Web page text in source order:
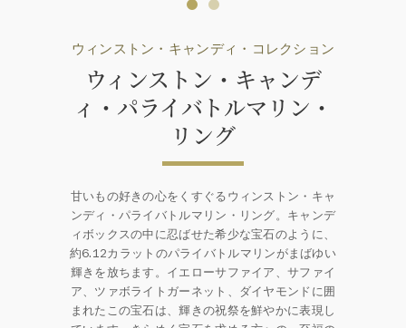
ウィンストン・キャンディ・コレクション
ウィンストン・キャンデ
ィ・パライバトルマリン・
リング
甘いもの好きの心をくすぐるウィンストン・キャ
ンディ・パライバトルマリン・リング。キャンデ
ィボックスの中に忍ばせた希少な宝石のように、
約6.12カラットのパライバトルマリンがまばゆい
輝きを放ちます。イエローサファイア、サファイ
ア、ツァボライトガーネット、ダイヤモンドに囲
まれたこの宝石は、輝きの祝祭を鮮やかに表現し